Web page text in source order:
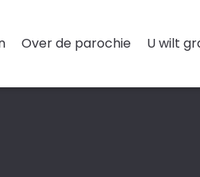
Over de parochie U wilt